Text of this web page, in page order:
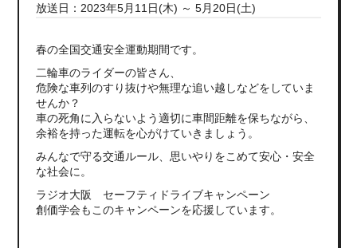
放送日：2023年5月11日(木) ～ 5月20日(土)
春の全国交通安全運動期間です。
二輪車のライダーの皆さん、
危険な車列のすり抜けや無理な追い越しなどをしていま
せんか？
車の死角に入らないよう適切に車間距離を保ちながら、
余裕を持った運転を心がけていきましょう。
みんなで守る交通ルール、思いやりをこめて安心・安全
な社会に。
ラジオ大阪 セーフティドライブキャンペーン
創価学会もこのキャンペーンを応援しています。